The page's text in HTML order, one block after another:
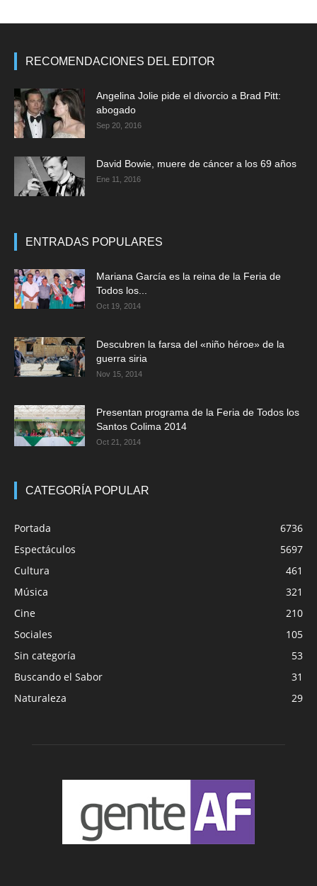
RECOMENDACIONES DEL EDITOR
Angelina Jolie pide el divorcio a Brad Pitt:
abogado
Sep 20, 2016
David Bowie, muere de cáncer a los 69 años
Ene 11, 2016
ENTRADAS POPULARES
Mariana García es la reina de la Feria de
Todos los...
Oct 19, 2014
Descubren la farsa del «niño héroe» de la
guerra siria
Nov 15, 2014
Presentan programa de la Feria de Todos los
Santos Colima 2014
Oct 21, 2014
CATEGORÍA POPULAR
Portada
6736
Espectáculos
5697
Cultura
461
Música
321
Cine
210
Sociales
105
Sin categoría
53
Buscando el Sabor
31
Naturaleza
29